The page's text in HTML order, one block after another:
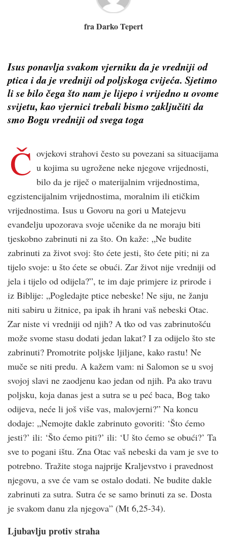
fra Darko Tepert
Isus ponavlja svakom vjerniku da je vredniji od
ptica i da je vredniji od poljskoga cvijeća. Sjetimo
li se bilo čega što nam je lijepo i vrijedno u ovome
svijetu, kao vjernici trebali bismo zaključiti da
smo Bogu vredniji od svega toga
Č ovjekovi strahovi često su povezani sa situacijama
u kojima su ugrožene neke njegove vrijednosti,
bilo da je riječ o materijalnim vrijednostima,
egzistencijalnim vrijednostima, moralnim ili etičkim
vrijednostima. Isus u Govoru na gori u Matejevu
evanđelju upozorava svoje učenike da ne moraju biti
tjeskobno zabrinuti ni za što. On kaže: „Ne budite
zabrinuti za život svoj: što ćete jesti, što ćete piti; ni za
tijelo svoje: u što ćete se obući. Zar život nije vredniji od
jela i tijelo od odijela?”, te im daje primjere iz prirode i
iz Biblije: „Pogledajte ptice nebeske! Ne siju, ne žanju
niti sabiru u žitnice, pa ipak ih hrani vaš nebeski Otac.
Zar niste vi vredniji od njih? A tko od vas zabrinutošću
može svome stasu dodati jedan lakat? I za odijelo što ste
zabrinuti? Promotrite poljske ljiljane, kako rastu! Ne
muče se niti predu. A kažem vam: ni Salomon se u svoj
svojoj slavi ne zaodjenu kao jedan od njih. Pa ako travu
poljsku, koja danas jest a sutra se u peć baca, Bog tako
odijeva, neće li još više vas, malovjerni?” Na koncu
dodaje: „Nemojte dakle zabrinuto govoriti: ‘Što ćemo
jesti?’ ili: ‘Što ćemo piti?’ ili: ‘U što ćemo se obući?’ Ta
sve to pogani ištu. Zna Otac vaš nebeski da vam je sve to
potrebno. Tražite stoga najprije Kraljevstvo i pravednost
njegovu, a sve će vam se ostalo dodati. Ne budite dakle
zabrinuti za sutra. Sutra će se samo brinuti za se. Dosta
je svakom danu zla njegova” (Mt 6,25-34).
Ljubavlju protiv straha